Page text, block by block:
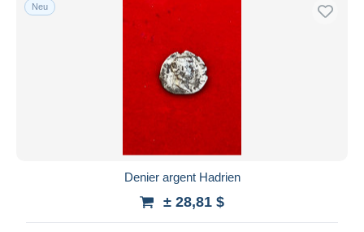
Neu
Denier argent Hadrien
± 28,81 $